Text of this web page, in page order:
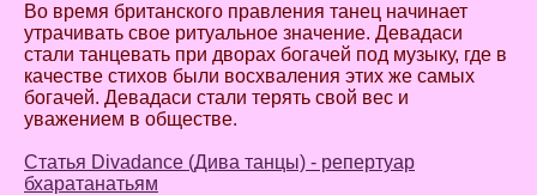
Во время британского правления танец начинает
утрачивать свое ритуальное значение. Девадаси
стали танцевать при дворах богачей под музыку, где в
качестве стихов были восхваления этих же самых
богачей. Девадаси стали терять свой вес и
уважением в обществе.
Статья Divadance (Дива танцы) - репертуар
бхаратанатьям